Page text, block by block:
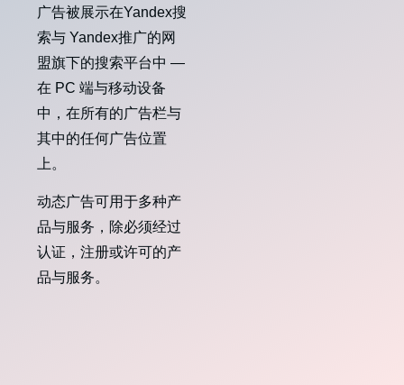
广告被展示在Yandex搜
索与 Yandex推广的网
盟旗下的搜索平台中 —
在 PC 端与移动设备
中，在所有的广告栏与
其中的任何广告位置
上。
动态广告可用于多种产
品与服务，除必须经过
认证，注册或许可的产
品与服务。